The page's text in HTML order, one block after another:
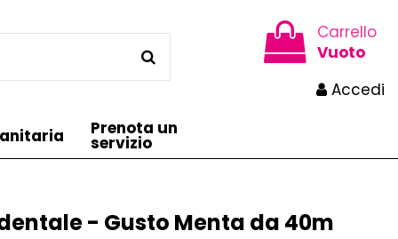
Carrello
Vuoto
Accedi
Prenota un
servizio
- Gusto Menta da 40m